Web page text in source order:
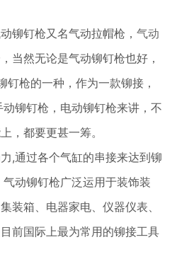
铆钉枪又名气动拉帽枪， 气动
当然无论是气动铆钉枪也好，
钉枪的一种，作为一款铆接，
铆钉枪，电动铆钉枪来讲，不
，都要更甚一筹。
,通过各个气缸的串接来达到铆
动铆钉枪广泛运用于装饰装
装箱、电器家电、仪器仪表、
前国际上最为常用的铆接工具